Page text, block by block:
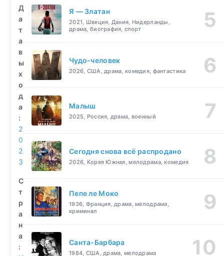
смотреть
бесплатно
Д
а
т
а
в
ы
х
о
д
а
:
2
0
2
3
С
т
р
а
н
а
:
Я — Златан
2021, Швеция, Дания, Нидерланды,
драма, биография, спорт
Чудо-человек
2026, США, драма, комедия, фантастика
Малыш
2025, Россия, драма, военный
Сегодня снова всё распродано
2026, Корея Южная, мелодрама, комедия
Пепе ле Моко
1936, Франция, драма, мелодрама,
криминал
Санта-Барбара
1984, США, драма, мелодрама